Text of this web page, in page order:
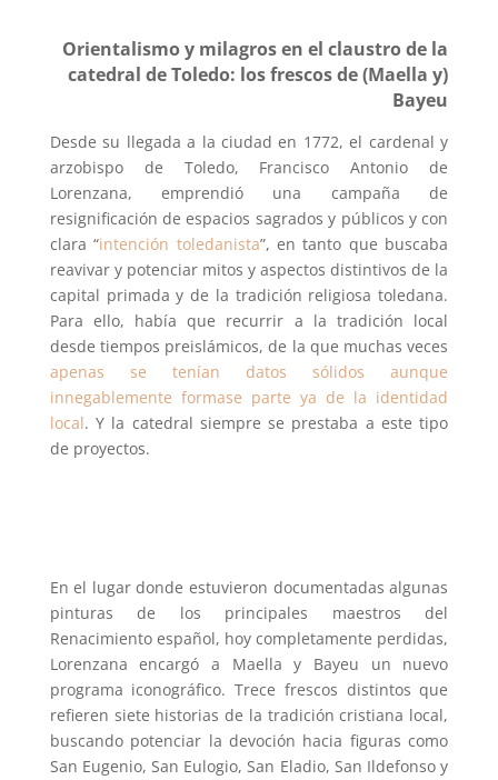
Orientalismo y milagros en el claustro de la
catedral de Toledo: los frescos de (Maella y)
Bayeu
Desde su llegada a la ciudad en 1772, el cardenal y
arzobispo de Toledo, Francisco Antonio de
Lorenzana, emprendió una campaña de
resignificación de espacios sagrados y públicos y con
clara “intención toledanista”, en tanto que buscaba
reavivar y potenciar mitos y aspectos distintivos de la
capital primada y de la tradición religiosa toledana.
Para ello, había que recurrir a la tradición local
desde tiempos preislámicos, de la que muchas veces
apenas se tenían datos sólidos aunque
innegablemente formase parte ya de la identidad
local. Y la catedral siempre se prestaba a este tipo
de proyectos.
En el lugar donde estuvieron documentadas algunas
pinturas de los principales maestros del
Renacimiento español, hoy completamente perdidas,
Lorenzana encargó a Maella y Bayeu un nuevo
programa iconográfico. Trece frescos distintos que
refieren siete historias de la tradición cristiana local,
buscando potenciar la devoción hacia figuras como
San Eugenio, San Eulogio, San Eladio, San Ildefonso y